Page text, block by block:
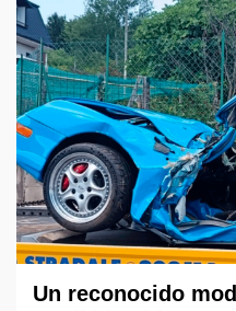
Un reconocido